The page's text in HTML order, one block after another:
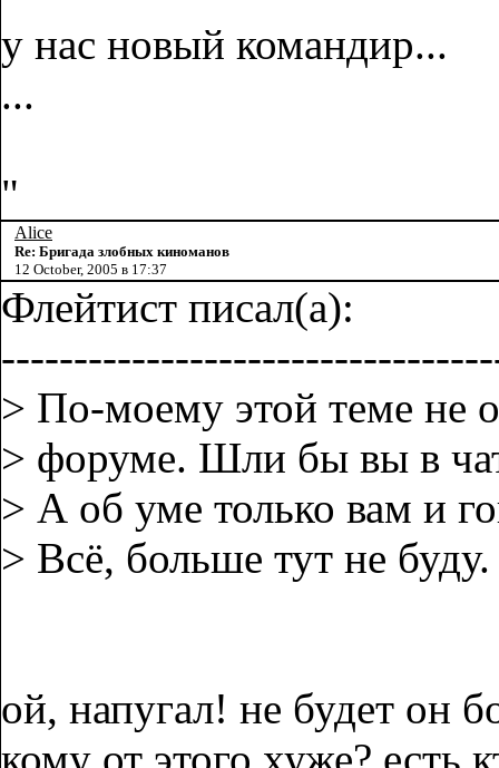
у нас новый командир...
...
"
Alice
Re: Бригада злобных киноманов
12 October, 2005 в 17:37
Флейтист писал(а):
> По-моему этой теме не
> форуме. Шли бы вы в
> А об уме только вам и
> Всё, больше тут не буду.
ой, напугал! не будет он